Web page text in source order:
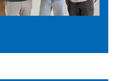
Nex
t